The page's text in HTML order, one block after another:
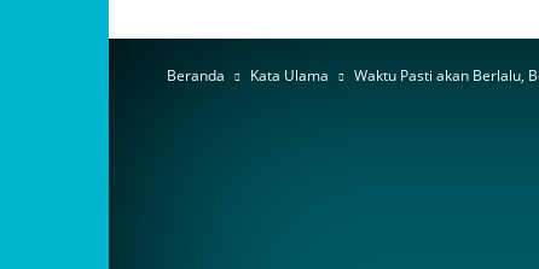
Beranda Kata Ulama Waktu Pasti akan Berlalu,